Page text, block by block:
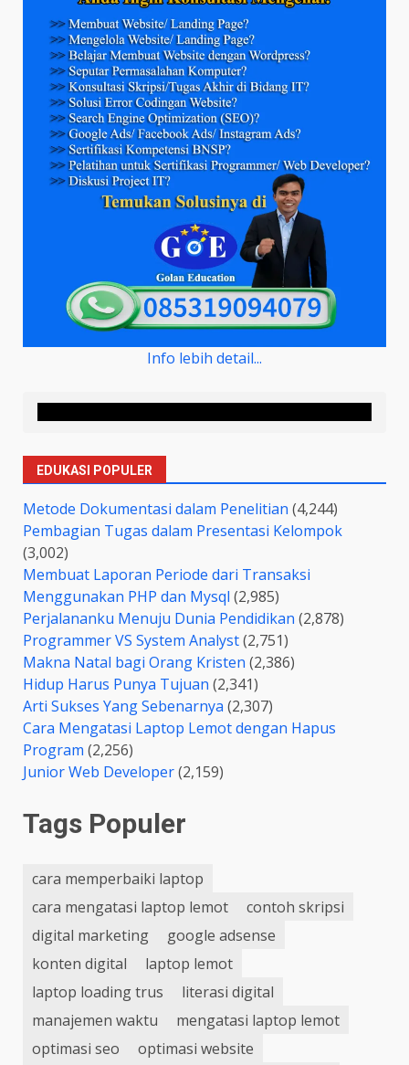
Info lebih detail...
EDUKASI POPULER
Metode Dokumentasi dalam Penelitian (4,244)
Pembagian Tugas dalam Presentasi Kelompok
(3,002)
Membuat Laporan Periode dari Transaksi
Menggunakan PHP dan Mysql (2,985)
Perjalananku Menuju Dunia Pendidikan (2,878)
Programmer VS System Analyst(2,751)
Makna Natal bagi Orang Kristen (2,386)
Hidup Harus Punya Tujuan (2,341)
Arti Sukses Yang Sebenarnya (2,307)
Cara Mengatasi Laptop Lemot dengan Hapus
Program (2,256)
Junior Web Developer(2,159)
Tags Populer
cara memperbaiki laptop
cara mengatasi laptop lemot
contoh skripsi
digital marketing
google adsense
konten digital
laptop lemot
laptop loading trus
literasi digital
manajemen waktu
mengatasi laptop lemot
optimasi seo
optimasi website